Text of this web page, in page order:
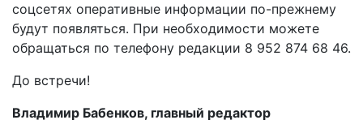
соцсетях оперативные информации по-прежнему
будут появляться. При необходимости можете
обращаться по телефону редакции 8 952 874 68 46.
До встречи!
Владимир Бабенков, главный редактор